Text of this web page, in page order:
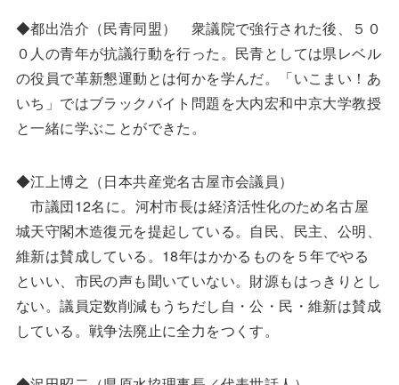
◆都出浩介（民青同盟） 衆議院で強行された後、５０
０人の青年が抗議行動を行った。民青としては県レベル
の役員で革新懇運動とは何かを学んだ。「いこまい！あ
いち」ではブラックバイト問題を大内宏和中京大学教授
と一緒に学ぶことができた。
◆江上博之（日本共産党名古屋市会議員）
市議団12名に。河村市長は経済活性化のため名古屋
城天守閣木造復元を提起している。自民、民主、公明、
維新は賛成している。18年はかかるものを５年でやる
といい、市民の声も聞いていない。財源もはっきりとし
ない。議員定数削減もうちだし自・公・民・維新は賛成
している。戦争法廃止に全力をつくす。